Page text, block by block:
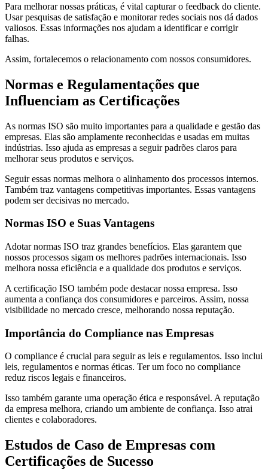
Para melhorar nossas práticas, é vital capturar o feedback do cliente.
Usar pesquisas de satisfação e monitorar redes sociais nos dá dados
valiosos. Essas informações nos ajudam a identificar e corrigir
falhas.
Assim, fortalecemos o relacionamento com nossos consumidores.
Normas e Regulamentações que
Influenciam as Certificações
As normas ISO são muito importantes para a qualidade e gestão das
empresas. Elas são amplamente reconhecidas e usadas em muitas
indústrias. Isso ajuda as empresas a seguir padrões claros para
melhorar seus produtos e serviços.
Seguir essas normas melhora o alinhamento dos processos internos.
Também traz vantagens competitivas importantes. Essas vantagens
podem ser decisivas no mercado.
Normas ISO e Suas Vantagens
Adotar normas ISO traz grandes benefícios. Elas garantem que
nossos processos sigam os melhores padrões internacionais. Isso
melhora nossa eficiência e a qualidade dos produtos e serviços.
A certificação ISO também pode destacar nossa empresa. Isso
aumenta a confiança dos consumidores e parceiros. Assim, nossa
visibilidade no mercado cresce, melhorando nossa reputação.
Importância do Compliance nas Empresas
O compliance é crucial para seguir as leis e regulamentos. Isso inclui
leis, regulamentos e normas éticas. Ter um foco no compliance
reduz riscos legais e financeiros.
Isso também garante uma operação ética e responsável. A reputação
da empresa melhora, criando um ambiente de confiança. Isso atrai
clientes e colaboradores.
Estudos de Caso de Empresas com
Certificações de Sucesso